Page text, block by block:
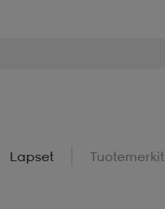
Lapset Tuotemerkit